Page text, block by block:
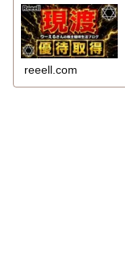
reeell.com